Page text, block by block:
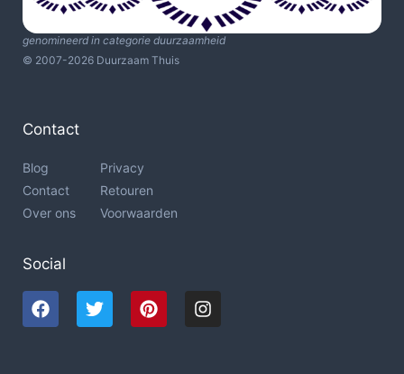
genomineerd in categorie duurzaamheid
© 2007-2026 Duurzaam Thuis
Contact
Blog
Contact
Over ons
Privacy
Retouren
Voorwaarden
Social